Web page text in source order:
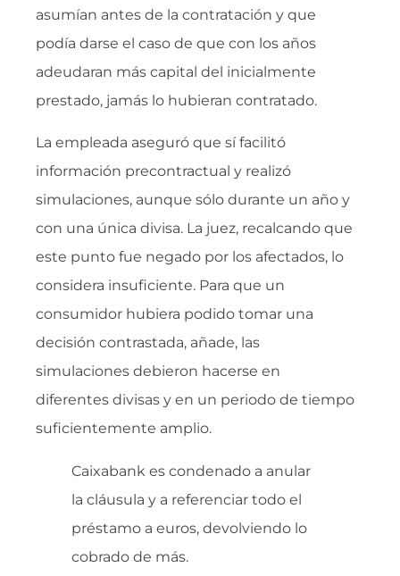
asumían antes de la contratación y que
podía darse el caso de que con los años
adeudaran más capital del inicialmente
prestado, jamás lo hubieran contratado.
La empleada aseguró que sí facilitó
información precontractual y realizó
simulaciones, aunque sólo durante un año y
con una única divisa. La juez, recalcando que
este punto fue negado por los afectados, lo
considera insuficiente. Para que un
consumidor hubiera podido tomar una
decisión contrastada, añade, las
simulaciones debieron hacerse en
diferentes divisas y en un periodo de tiempo
suficientemente amplio.
Caixabank es condenado a anular
la cláusula y a referenciar todo el
préstamo a euros, devolviendo lo
cobrado de más.